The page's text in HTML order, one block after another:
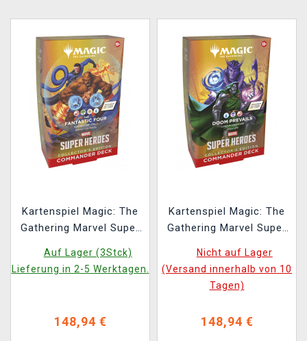
Kartenspiel Magic: The
Gathering Marvel Super
Commander Deck
Collector's Edition
Auf Lager (3Stck)
Lieferung in 2-5 Werktagen.
148,94 €
Kartenspiel Magic: The
Gathering Marvel Super
Commander Deck
Collector's Edition
Nicht auf Lager
(Versand innerhalb von 10
Tagen)
148,94 €